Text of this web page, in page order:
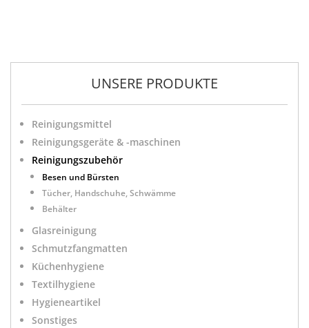
UNSERE PRODUKTE
Reinigungsmittel
Reinigungsgeräte & -maschinen
Reinigungszubehör
Besen und Bürsten
Tücher, Handschuhe, Schwämme
Behälter
Glasreinigung
Schmutzfangmatten
Küchenhygiene
Textilhygiene
Hygieneartikel
Sonstiges